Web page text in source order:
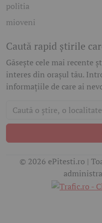
politia
mioveni
Caută rapid știrile
Găsește cele mai recente
interes din orașul tău.
informațiile de care ai
© 2026 ePitesti.ro |